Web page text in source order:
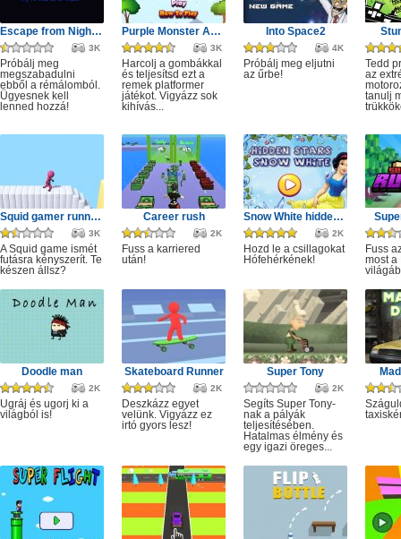
Escape from Nightmare
3K
Próbálj meg
megszabadulni
ebből a rémálomból.
Ügyesnek kell
lenned hozzá!
Purple Monster Adventure
3K
Harcolj a gombákkal
és teljesítsd ezt a
remek platformer
játékot. Vigyázz sok
kihívás...
Into Space2
4K
Próbálj meg eljutni
az űrbe!
Tedd
az
tanulj
Squid gamer runner obstacle
3K
A Squid game ismét
futásra kényszerít. Te
készen állsz?
Career rush
2K
Fuss a karriered
után!
Snow White hidden stars
2K
Hozd le a csillagokat
Hófehérkének!
Fuss
most a
Doodle man
2K
Ugráj és ugorj ki a
világból is!
Skateboard Runner
2K
Deszkázz egyet
velünk. Vigyázz ez
irtó gyors lesz!
Super Tony
2K
Segíts Super Tony-
nak a pályák
teljesítésében.
Hatalmas élmény és
egy igazi öreges...